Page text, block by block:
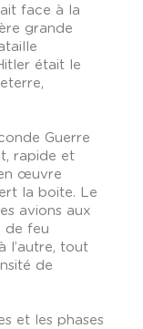
face à la
grande
était le
Guerre
rapide et
œuvre
la boite. Le
avions aux
de feu
l’autre, tout
de
et les phases